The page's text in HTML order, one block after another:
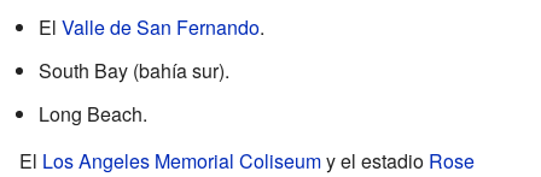
El Valle de San Fernando.
South Bay (bahía sur).
Long Beach.
El Los Angeles Memorial Coliseumy el estadio Rose